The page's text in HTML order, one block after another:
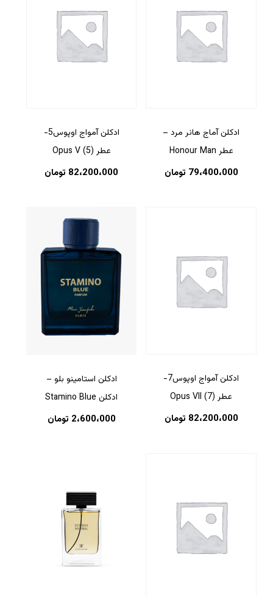
ادکلن آماج هانر مرد –
عطر Honour Man
79،400،000 تومان
ادکلن آمواج اوپوس5-
عطر (5) Opus V
82،200،000 تومان
ادکلن آمواج اوپوس7-
عطر (7) Opus VII
82،200،000 تومان
ادکلن استامینو بلو –
ادکلن Stamino Blue
2،600،000 تومان